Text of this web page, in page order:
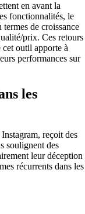
en avant la
fonctionnalités, le
de croissance
prix. Ces retours
outil apporte à
performances sur
les
reçoit des
soulignent des
leur déception
récurrents dans les